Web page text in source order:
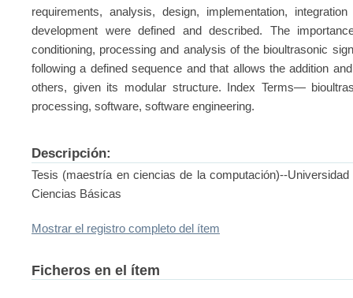
requirements, analysis, design, implementation,
development were defined and described. The
conditioning, processing and analysis of the bioultrasonic
following a defined sequence and that allows the addition
others, given its modular structure. Index Terms—
processing, software, software engineering.
Descripción:
Tesis (maestría en ciencias de la computación)--
Ciencias Básicas
Mostrar el registro completo del ítem
Ficheros en el ítem